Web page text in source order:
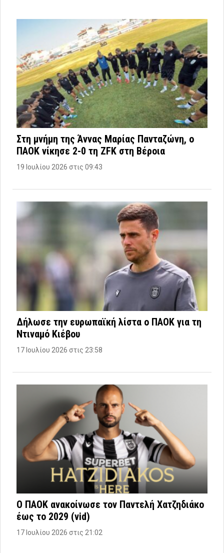
Στη μνήμη της Άννας Μαρίας Πανταζώνη, ο
ΠΑΟΚ νίκησε 2-0 τη ZFK στη Βέροια
19 Ιουλίου 2026 στις 09:43
Δήλωσε την ευρωπαϊκή λίστα ο ΠΑΟΚ για τη
Ντιναμό Κιέβου
17 Ιουλίου 2026 στις 23:58
Ο ΠΑΟΚ ανακοίνωσε τον Παντελή Χατζηδιάκο
έως το 2029 (vid)
17 Ιουλίου 2026 στις 21:02